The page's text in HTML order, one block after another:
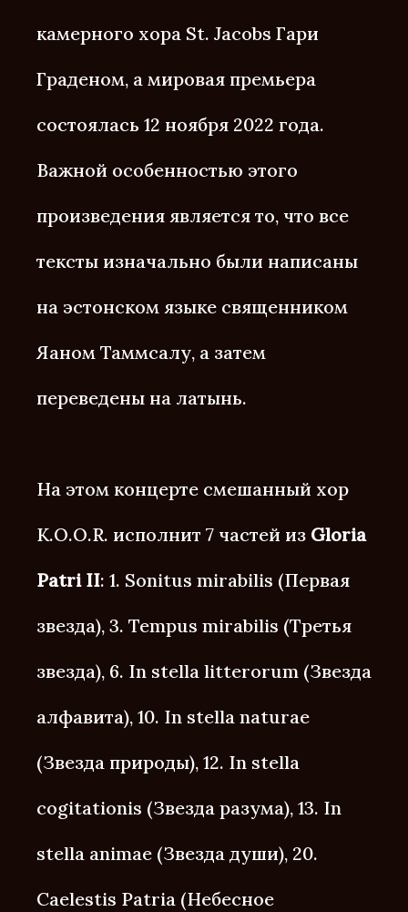
камерного хора St. Jacobs Гари
Граденом, а мировая премьера
состоялась 12 ноября 2022 года.
Важной особенностью этого
произведения является то, что все
тексты изначально были написаны
на эстонском языке священником
Яаном Таммсалу, а затем
переведены на латынь.
На этом концерте смешанный хор
K.O.O.R. исполнит 7 частей из Gloria
Patri II: 1. Sonitus mirabilis (Первая
звезда), 3. Tempus mirabilis (Третья
звезда), 6. In stella litterorum (Звезда
алфавита), 10. In stella naturae
(Звезда природы), 12. In stella
cogitationis (Звезда разума), 13. In
stella animae (Звезда души), 20.
Caelestis Patria (Небесное